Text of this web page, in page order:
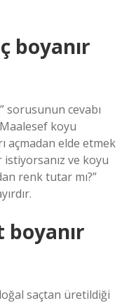
boyanır
sorusunun cevabı
koyu
açmadan elde etmek
ve koyu
renk tutar mı?”
boyanır
saçtan üretildiği